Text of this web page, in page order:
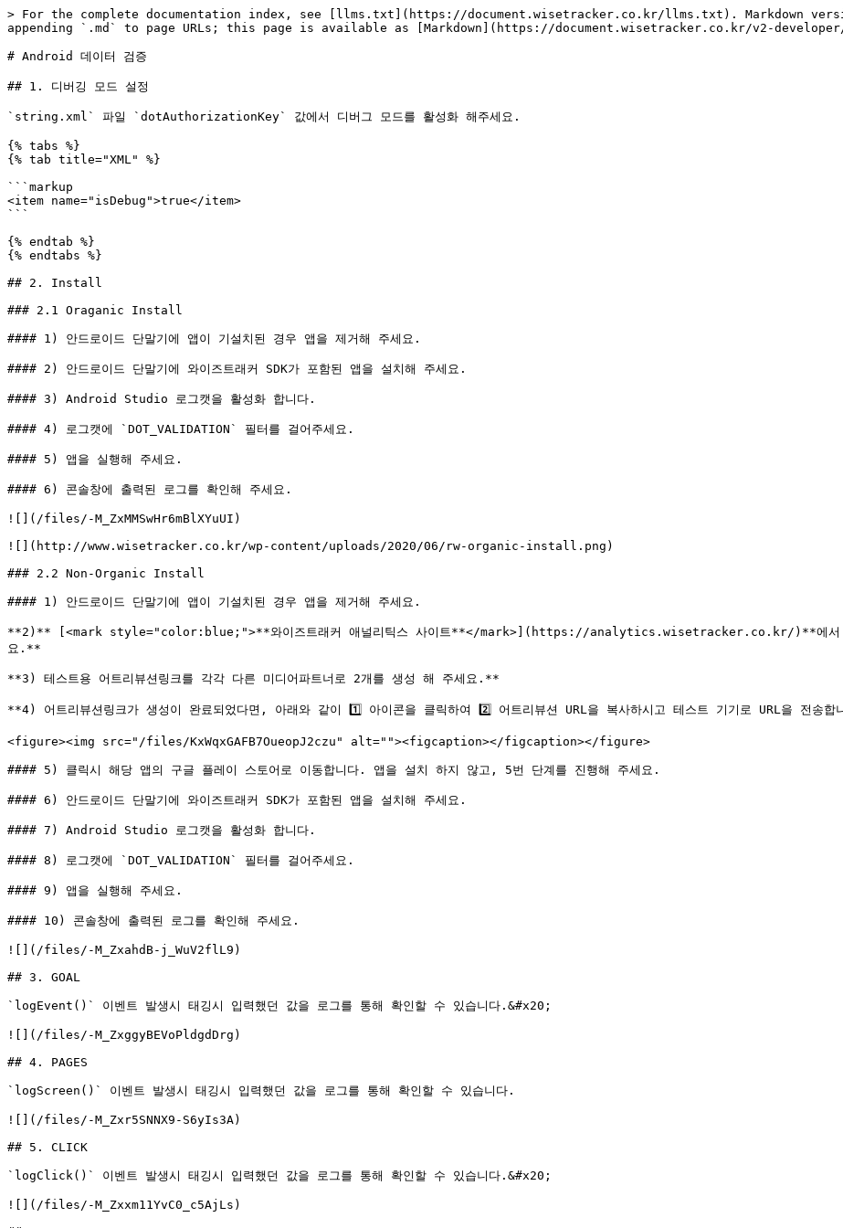
> For the complete documentation index, see [llms.txt](https://document.wisetracker.co.kr/llms.txt). Markdown
appending `.md` to page URLs; this page is available as [Markdown](https://document.wisetracker.co.kr/v2-
# Android 데이터 검증
## 1. 디버깅 모드 설정
`string.xml` 파일 `dotAuthorizationKey` 값에서 디버그 모드를 활성화 해주세요.
{% tabs %}
{% tab title="XML" %}
```markup
<item name="isDebug">true</item>
```
{% endtab %}
{% endtabs %}
## 2. Install
### 2.1 Oraganic Install
#### 1) 안드로이드 단말기에 앱이 기설치된 경우 앱을 제거해 주세요.
#### 2) 안드로이드 단말기에 와이즈트래커 SDK가 포함된 앱을 설치해 주세요.
#### 3) Android Studio 로그캣을 활성화 합니다.
#### 4) 로그캣에 `DOT_VALIDATION` 필터를 걸어주세요.
#### 5) 앱을 실행해 주세요.
#### 6) 콘솔창에 출력된 로그를 확인해 주세요.
![](/files/-M_ZxMMSwHr6mBlXYuUI)
![](http://www.wisetracker.co.kr/wp-content/uploads/2020/06/rw-organic-install.png)
### 2.2 Non-Organic Install
#### 1) 안드로이드 단말기에 앱이 기설치된 경우 앱을 제거해 주세요.
**2)** [<mark style="color:blue;">**와이즈트래커 애널리틱스 사이트**</mark>](https://analytics.wisetracker.co.kr/)**에서 어트
요.**
**3) 테스트용 어트리뷰션링크를 각각 다른 미디어파트너로 2개를 생성 해 주세요.**
**4) 어트리뷰션링크가 생성이 완료되었다면, 아래와 같이 1️⃣ 아이콘을 클릭하여 2️⃣ 어트리뷰션 URL을 복사하시고 테스트 기기로 URL을 전송
<figure><img src="/files/KxWqxGAFB7OueopJ2czu" alt=""><figcaption></figcaption></figure>
#### 5) 클릭시 해당 앱의 구글 플레이 스토어로 이동합니다. 앱을 설치 하지 않고, 5번 단계를 진행해 주세요.
#### 6) 안드로이드 단말기에 와이즈트래커 SDK가 포함된 앱을 설치해 주세요.
#### 7) Android Studio 로그캣을 활성화 합니다.
#### 8) 로그캣에 `DOT_VALIDATION` 필터를 걸어주세요.
#### 9) 앱을 실행해 주세요.
#### 10) 콘솔창에 출력된 로그를 확인해 주세요.
![](/files/-M_ZxahdB-j_WuV2flL9)
## 3. GOAL
`logEvent()` 이벤트 발생시 태깅시 입력했던 값을 로그를 통해 확인할 수 있습니다.&#x20;
![](/files/-M_ZxggyBEVoPldgdDrg)
## 4. PAGES
`logScreen()` 이벤트 발생시 태깅시 입력했던 값을 로그를 통해 확인할 수 있습니다.
![](/files/-M_Zxr5SNNX9-S6yIs3A)
## 5. CLICK
`logClick()` 이벤트 발생시 태깅시 입력했던 값을 로그를 통해 확인할 수 있습니다.&#x20;
![](/files/-M_Zxxm11YvC0_c5AjLs)